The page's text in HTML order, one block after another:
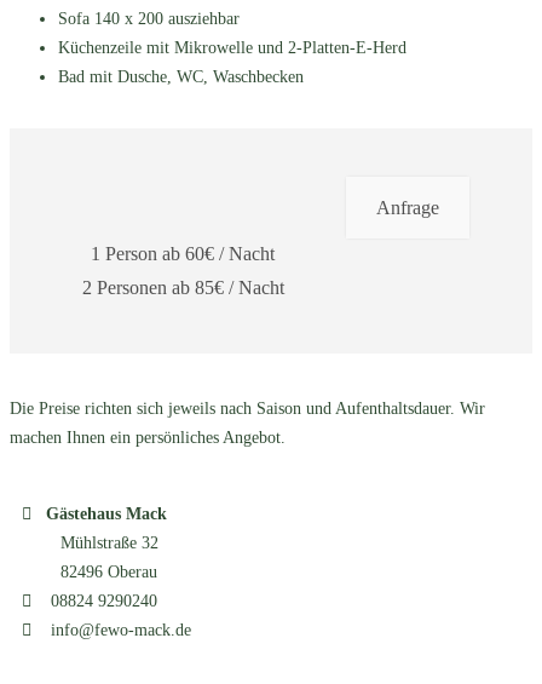
Sofa 140 x 200 ausziehbar
Küchenzeile mit Mikrowelle und 2-Platten-E-Herd
Bad mit Dusche, WC, Waschbecken
1 Person ab 60€ / Nacht
2 Personen ab 85€ / Nacht
Anfrage
Die Preise richten sich jeweils nach Saison und Aufenthaltsdauer. Wir
machen Ihnen ein persönliches Angebot.
Gästehaus Mack
Mühlstraße 32
82496 Oberau
08824 9290240
info@fewo-mack.de